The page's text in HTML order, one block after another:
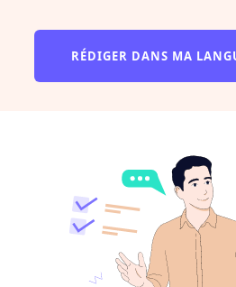
RÉDIGER DANS MA